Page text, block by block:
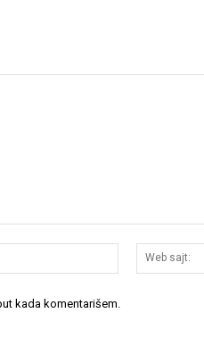
Email:*
kada komentarišem.